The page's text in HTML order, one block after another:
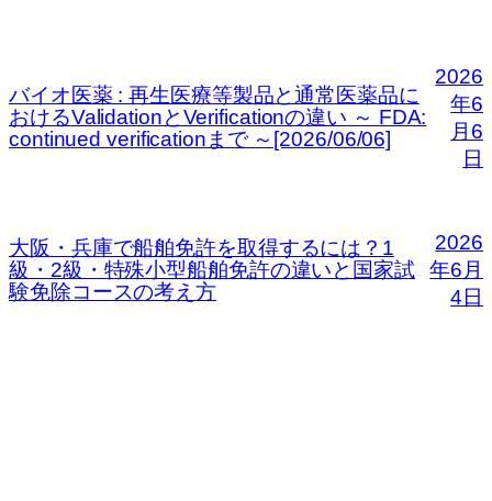
バイオ医薬 : 再生医療等製品と通常医薬品に
おけるValidationとVerificationの違い ～ FDA:
continued verificationまで ～[2026/06/06]
2026
年6
月6
日
大阪・兵庫で船舶免許を取得するには？1
級・2級・特殊小型船舶免許の違いと国家試
験免除コースの考え方
2026
年6月
4日